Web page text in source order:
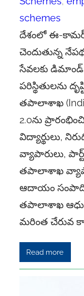
schemes
దేశంలో ఈ-
చెందుతున్న
సేవలకు
పరిస్థితులను
తపాలాశాఖ (India
2.0ను
విద్యార్థులు,
వ్యాపారులు,
తపాలాశాఖ
ఆదాయం
తపాలాశాఖ
మరింత చేరువ
Read more